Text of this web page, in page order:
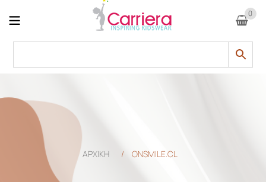
0
ΑΡΧΙΚΗ / ONSMILE.CL